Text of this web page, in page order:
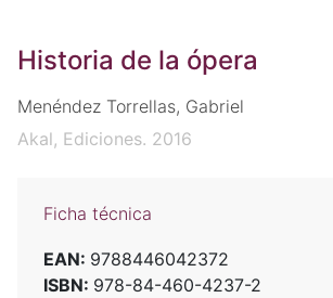
Historia de la ópera
Menéndez Torrellas, Gabriel
Akal, Ediciones. 2016
Ficha técnica
EAN: 9788446042372
ISBN: 978-84-460-4237-2